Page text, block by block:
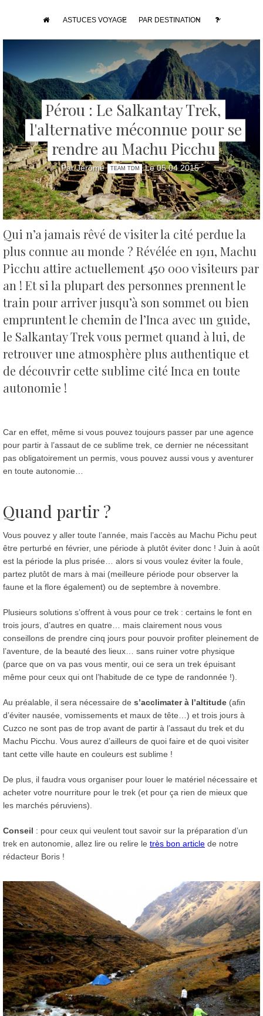
ASTUCES VOYAGE PAR DESTINATION
Pérou : Le Salkantay Trek,
l'alternative méconnue pour se
rendre au Machu Picchu
Par Jérôme TEAM TDM Le 05 04 2015
Qui n’a jamais rêvé de visiter la cité perdue la
plus connue au monde ? Révélée en 1911, Machu
Picchu attire actuellement 450 000 visiteurs par
an ! Et si la plupart des personnes prennent le
train pour arriver jusqu’à son sommet ou bien
empruntent le chemin de l’Inca avec un guide,
le Salkantay Trek vous permet quand à lui, de
retrouver une atmosphère plus authentique et
de découvrir cette sublime cité Inca en toute
autonomie !
Car en effet, même si vous pouvez toujours passer par une agence
pour partir à l’assaut de ce sublime trek, ce dernier ne nécessitant
pas obligatoirement un permis, vous pouvez aussi vous y aventurer
en toute autonomie…
Quand partir ?
Vous pouvez y aller toute l’année, mais l’accès au Machu Pichu peut
être perturbé en février, une période à plutôt éviter donc ! Juin à août
est la période la plus prisée… alors si vous voulez éviter la foule,
partez plutôt de mars à mai (meilleure période pour observer la
faune et la flore également) ou de septembre à novembre.
Plusieurs solutions s’offrent à vous pour ce trek : certains le font en
trois jours, d’autres en quatre… mais clairement nous vous
conseillons de prendre cinq jours pour pouvoir profiter pleinement de
l’aventure, de la beauté des lieux… sans ruiner votre physique
(parce que on va pas vous mentir, oui ce sera un trek épuisant
même pour ceux qui ont l’habitude de ce type de randonnée !).
Au préalable, il sera nécessaire de s’acclimater à l’altitude (afin
d’éviter nausée, vomissements et maux de tête…) et trois jours à
Cuzco ne sont pas de trop avant de partir à l’assaut du trek et du
Machu Picchu. Vous aurez d’ailleurs de quoi faire et de quoi visiter
tant cette ville haute en couleurs est sublime !
De plus, il faudra vous organiser pour louer le matériel nécessaire et
acheter votre nourriture pour le trek (et pour ça rien de mieux que
les marchés péruviens).
Conseil : pour ceux qui veulent tout savoir sur la préparation d’un
trek en autonomie, allez lire ou relire le très bon article de notre
rédacteur Boris !